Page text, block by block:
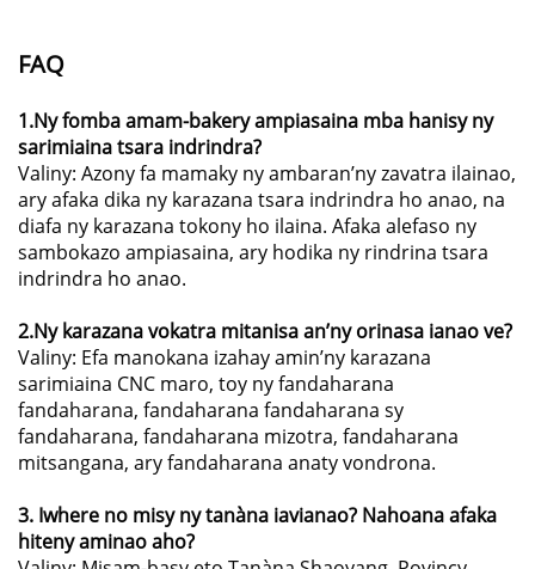
FAQ
1.Ny fomba amam-bakery ampiasaina mba hanisy ny
sarimiaina tsara indrindra?
Valiny: Azony fa mamaky ny ambaran’ny zavatra ilainao,
ary afaka dika ny karazana tsara indrindra ho anao, na
diafa ny karazana tokony ho ilaina. Afaka alefaso ny
sambokazo ampiasaina, ary hodika ny rindrina tsara
indrindra ho anao.
2.Ny karazana vokatra mitanisa an’ny orinasa ianao ve?
Valiny: Efa manokana izahay amin’ny karazana
sarimiaina CNC maro, toy ny fandaharana
fandaharana, fandaharana fandaharana sy
fandaharana, fandaharana mizotra, fandaharana
mitsangana, ary fandaharana anaty vondrona.
3. Iwhere no misy ny tanàna iavianao? Nahoana afaka
hiteny aminao aho?